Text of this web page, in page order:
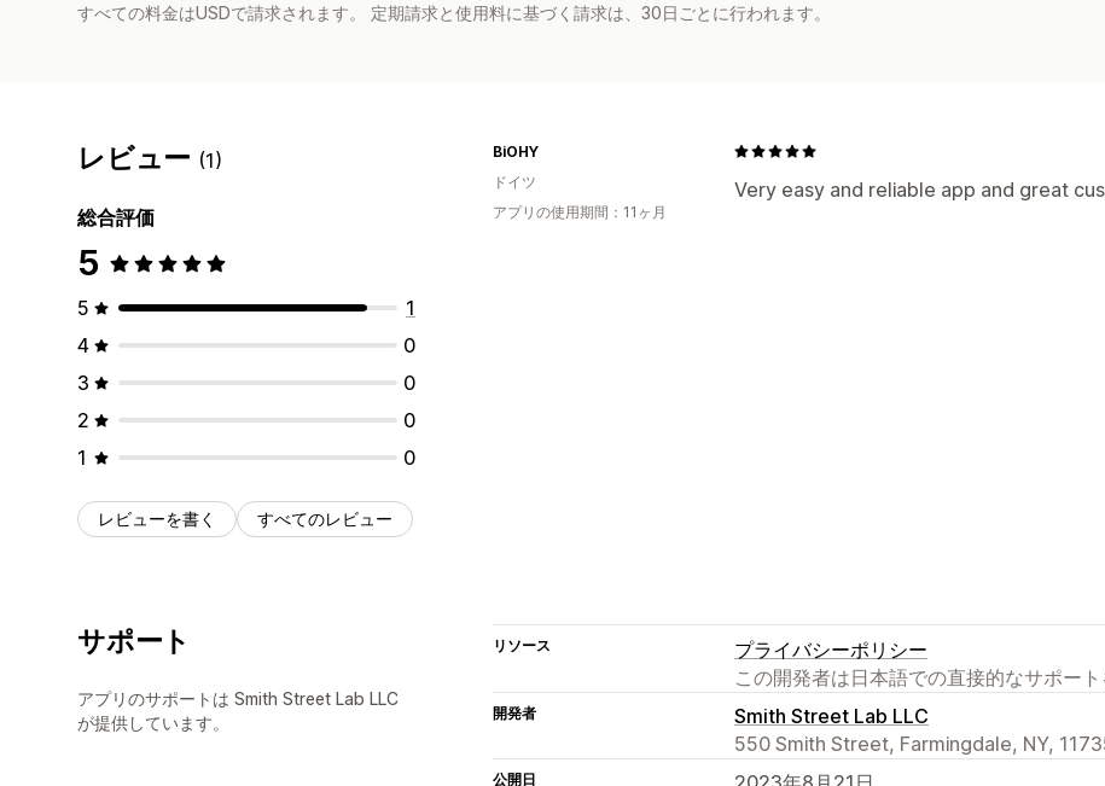
すべての料金はUSDで請求されます。 定期請求と使用料に基づく請求は、30日ごとに行われます。
レビュー (1)
総合評価
5
5
1
4
0
3
0
2
0
1
0
レビューを書く すべてのレビュー
Very easy and reliable app and great
BiOHY
ドイツ
アプリの使用期間：11ヶ月
サポート
アプリのサポートは Smith Street Lab LLC
が提供しています。
リソース
プライバシーポリシー
この開発者は日本語での直接的なサポート
開発者
Smith Street Lab LLC
550 Smith Street, Farmingdale, NY,
公開日